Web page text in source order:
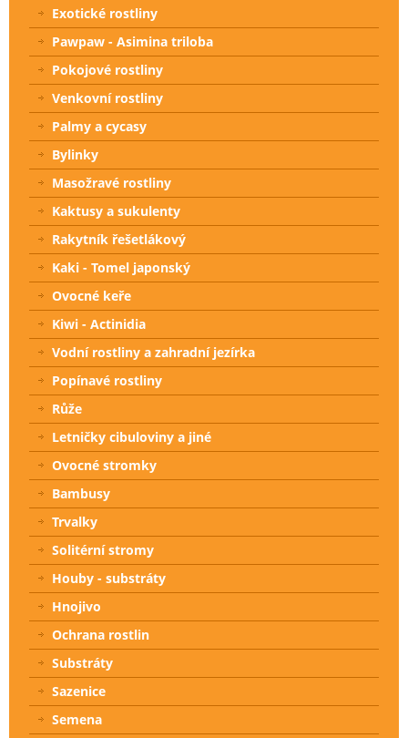
Exotické rostliny
Pawpaw - Asimina triloba
Pokojové rostliny
Venkovní rostliny
Palmy a cycasy
Bylinky
Masožravé rostliny
Kaktusy a sukulenty
Rakytník řešetlákový
Kaki - Tomel japonský
Ovocné keře
Kiwi - Actinidia
Vodní rostliny a zahradní jezírka
Popínavé rostliny
Růže
Letničky cibuloviny a jiné
Ovocné stromky
Bambusy
Trvalky
Solitérní stromy
Houby - substráty
Hnojivo
Ochrana rostlin
Substráty
Sazenice
Semena